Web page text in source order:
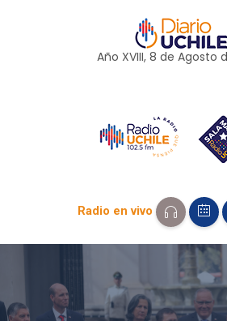
Año XVIII, 8 de Agosto
Radio en vivo